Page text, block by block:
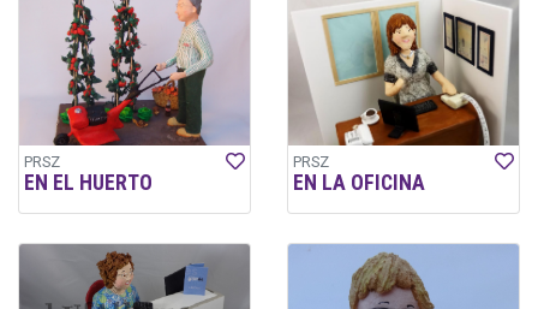
PRSZ
EN EL HUERTO
PRSZ
EN LA OFICINA